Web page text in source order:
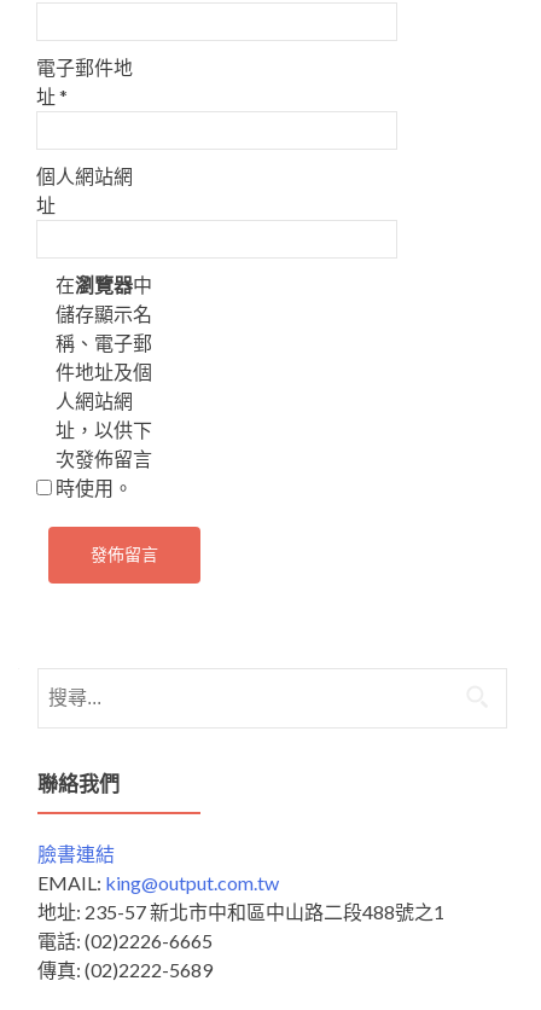
電子郵件地
址*
個人網站網
址
在瀏覽器中
儲存顯示名
稱、電子郵
件地址及個
人網站網
址，以供下
次發佈留言
時使用。
尋
鍵
字:
聯絡我們
臉書連結
EMAIL: king@output.com.tw
地址: 235-57 新北市中和區中山路二段488號之1
電話: (02)2226-6665
傳真: (02)2222-5689